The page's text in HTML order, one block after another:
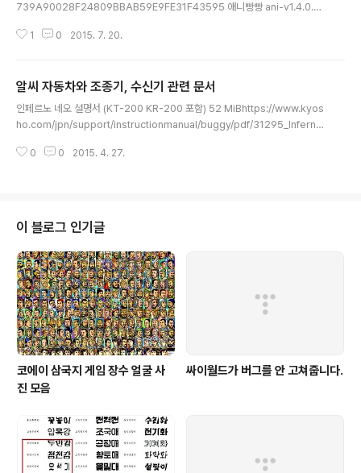
739A90028F24809BBAB59E9FE31F43595 애니빵빵 ani-v1.4.0.ap
32A891B925155015D 영화천국 movie-v1.4.6.apk AA57BF569CF8
301936C6187881C4F79240C2887541FBFC50
1 0 2015. 7. 20.
알씨 자동차와 조종기, 수신기 관련 문서
인페르노 네오 설명서 (KT-200 KR-200 포함) 52 MiBhttps://www.kyos
ho.com/jpn/support/instructionmanual/buggy/pdf/31295_Inferno
벌 모드http://cafe.naver.com/monsterlove/328748 싱크로 KT-201
car-..
0 0 2015. 4. 27.
이 블로그 인기글
코에이 삼국지 게임 장수 얼굴 사
진 모음
싸이월드가 버그를 안 고쳐줍니다.